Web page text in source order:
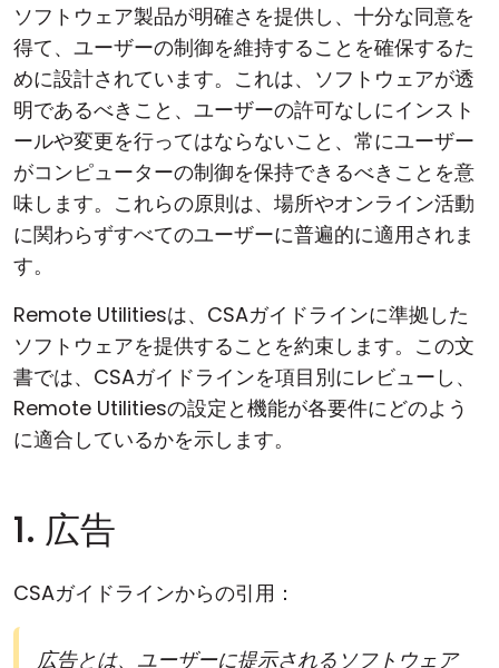
ソフトウェア製品が明確さを提供し、十分な同意を
得て、ユーザーの制御を維持することを確保するた
めに設計されています。これは、ソフトウェアが透
明であるべきこと、ユーザーの許可なしにインスト
ールや変更を行ってはならないこと、常にユーザー
がコンピューターの制御を保持できるべきことを意
味します。これらの原則は、場所やオンライン活動
に関わらずすべてのユーザーに普遍的に適用されま
す。
Remote Utilitiesは、CSAガイドラインに準拠した
ソフトウェアを提供することを約束します。この文
書では、CSAガイドラインを項目別にレビューし、
Remote Utilitiesの設定と機能が各要件にどのよう
に適合しているかを示します。
1. 広告
CSAガイドラインからの引用：
広告とは、ユーザーに提示されるソフトウェア